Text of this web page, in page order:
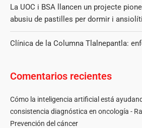
La UOC i BSA llancen un projecte
abusiu de pastilles per dormir i
Clínica de la Columna Tlalnepantla:
Comentarios recientes
Cómo la inteligencia artificial está
consistencia diagnóstica en oncología -
Prevención del cáncer